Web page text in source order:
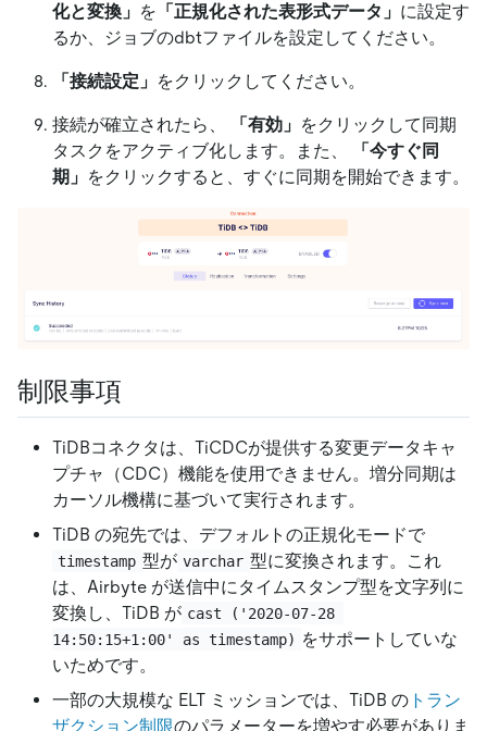
化と変換」 を 「正規化された表形式データ」 に設定す
るか、ジョブのdbtファイルを設定してください。
「接続設定」 をクリックしてください。
接続が確立されたら、 「有効」 をクリックして同期
タスクをアクティブ化します。また、
「今すぐ同
期」 をクリックすると、すぐに同期を開始できます。
制限事項
TiDBコネクタは、TiCDCが提供する変更データキャ
プチャ（CDC）機能を使用できません。増分同期は
カーソル機構に基づいて実行されます。
TiDB の宛先では、デフォルトの正規化モードで
timestamp 型が varchar 型に変換されます。これ
は、Airbyte が送信中にタイムスタンプ型を文字列に
変換し、TiDB が cast ('2020-07-28
14:50:15+1:00' as timestamp) をサポートしていな
いためです。
一部の大規模な ELT ミッションでは、TiDB の トラン
ザクション制限のパラメーターを増やす必要がありま